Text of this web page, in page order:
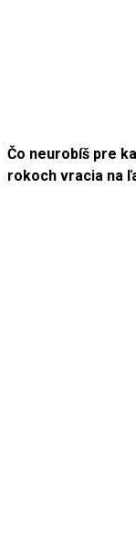
Čo neurobíš pre
rokoch vracia na